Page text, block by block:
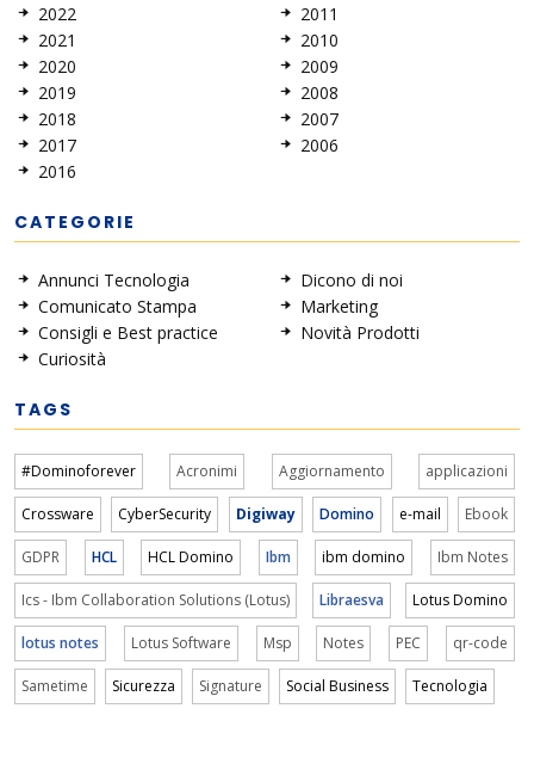
2022
2021
2020
2019
2018
2017
2016
2011
2010
2009
2008
2007
2006
CATEGORIE
Annunci Tecnologia
Comunicato Stampa
Consigli e Best practice
Curiosità
Dicono di noi
Marketing
Novità Prodotti
TAGS
#Dominoforever Acronimi Aggiornamento applicazioni
Crossware CyberSecurity Digiway Domino e-mail Ebook
GDPR HCL HCL Domino Ibm ibm domino Ibm Notes
Ics - Ibm Collaboration Solutions (Lotus) Libraesva Lotus Domino
lotus notes Lotus Software Msp Notes PEC qr-code
Sametime Sicurezza Signature Social Business Tecnologia